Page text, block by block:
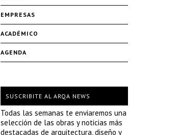
EMPRESAS
ACADÉMICO
AGENDA
SUSCRIBITE AL ARQA NEWS
Todas las semanas te enviaremos una
selección de las obras y noticias más
destacadas de arquitectura, diseño y